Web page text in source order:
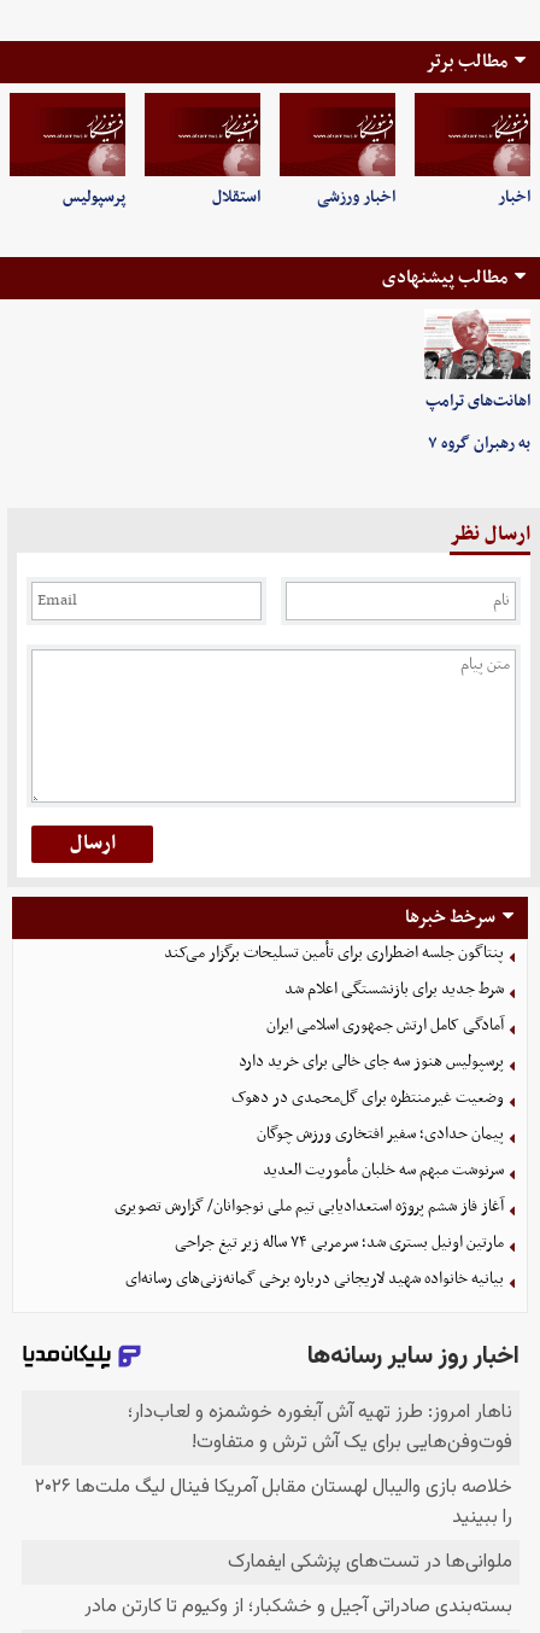
مطالب برتر
اخبار اخبار ورزشی استقلال پرسپولیس
مطالب پیشنهادی
اهانت‌های ترامپ
به رهبران گروه ۷
ارسال نظر
سرخط خبرها
پنتاگون جلسه اضطراری برای تأمین تسلیحات برگزار می‌کند
شرط جدید برای بازنشستگی اعلام شد
آمادگی کامل ارتش جمهوری اسلامی ایران
پرسپولیس هنوز سه جای خالی برای خرید دارد
وضعیت غیرمنتظره برای گل‌محمدی در دهوک
پیمان حدادی؛ سفیر افتخاری ورزش چوگان
سرنوشت مبهم سه خلبان مأموریت العدید
آغاز فاز ششم پروژه استعدادیابی تیم ملی نوجوانان/ گزارش تصویری
مارتین اونیل بستری شد؛ سرمربی ۷۴ ساله زیر تیغ جراحی
بیانیه خانواده شهید لاریجانی درباره برخی گمانه‌زنی‌های رسانه‌ای